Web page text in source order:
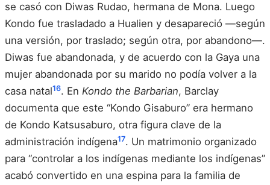
se casó con Diwas Rudao, hermana de Mona. Luego
Kondo fue trasladado a Hualien y desapareció —según
una versión, por traslado; según otra, por abandono—.
Diwas fue abandonada, y de acuerdo con la Gaya una
mujer abandonada por su marido no podía volver a la
casa natal16. En Kondo the Barbarian, Barclay
documenta que este “Kondo Gisaburo” era hermano
de Kondo Katsusaburo, otra figura clave de la
administración indígena17. Un matrimonio organizado
para “controlar a los indígenas mediante los indígenas”
acabó convertido en una espina para la familia de